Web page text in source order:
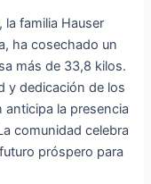
la familia Hauser
ha cosechado un
más de 33,8 kilos.
y dedicación de los
la presencia
comunidad celebra
próspero para